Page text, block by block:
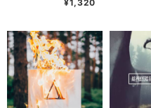
¥1,320